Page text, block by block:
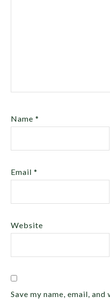
Name*
Email*
Website
Save my name, email,